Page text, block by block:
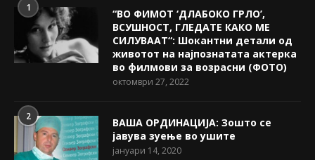
1
“ВО ФИМОТ ‘ДЛАБОКО ГРЛО’,
ВСУШНОСТ, ГЛЕДАТЕ КАКО МЕ
СИЛУВААТ“: Шокантни детали од
животот на најпознатата актерка
во филмови за возрасни (ФОТО)
октомври 27, 2022
2
ВАША ОРДИНАЦИЈА: Зошто се
јавува зуење во ушите
јануари 14, 2020